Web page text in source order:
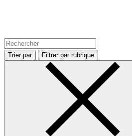
Trier par Filtrer par rubrique